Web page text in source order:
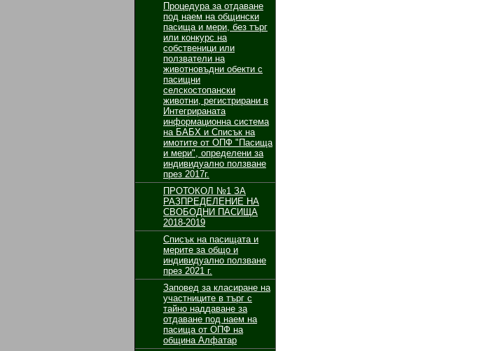
Процедура за отдаване
под наем на общински
пасища и мери, без търг
или конкурс на
собственици или
ползватели на
животновъдни обекти с
пасищни
селскостопански
животни, регистрирани в
Интегрираната
информационна система
на БАБХ и Списък на
имотите от ОПФ "Пасища
и мери", определени за
индивидуално ползване
през 2017г.
ПРОТОКОЛ №1 ЗА
РАЗПРЕДЕЛЕНИЕ НА
СВОБОДНИ ПАСИЩА
2018-2019
Списък на пасищата и
мерите за общо и
индивидуално ползване
през 2021 г.
Заповед за класиране на
участниците в търг с
тайно наддаване за
отдаване под наем на
пасища от ОПФ на
община Алфатар